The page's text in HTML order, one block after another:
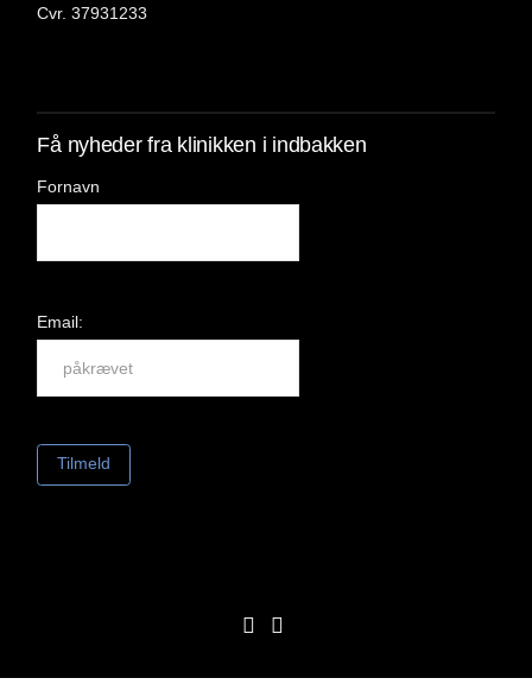
Cvr. 37931233
Få nyheder fra klinikken i indbakken
Fornavn
Email: